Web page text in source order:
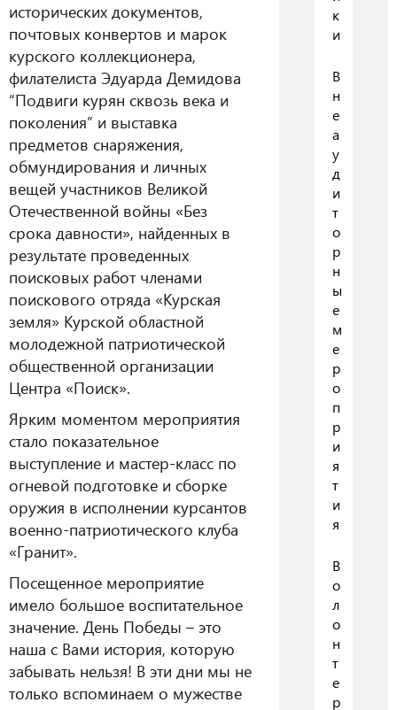
исторических документов,
почтовых конвертов и марок
курского коллекционера,
филателиста Эдуарда Демидова
“Подвиги курян сквозь века и
поколения” и выставка
предметов снаряжения,
обмундирования и личных
вещей участников Великой
Отечественной войны «Без
срока давности», найденных в
результате проведенных
поисковых работ членами
поискового отряда «Курская
земля» Курской областной
молодежной патриотической
общественной организации
Центра «Поиск».
Ярким моментом мероприятия
стало показательное
выступление и мастер-класс по
огневой подготовке и сборке
оружия в исполнении курсантов
военно-патриотического клуба
«Гранит».
Посещенное мероприятие
имело большое воспитательное
значение. День Победы – это
наша с Вами история, которую
забывать нельзя! В эти дни мы не
только вспоминаем о мужестве
к
и
В
н
е
а
у
д
и
т
о
р
н
ы
е
м
е
р
о
п
р
и
я
т
и
я
В
о
л
о
н
т
е
р